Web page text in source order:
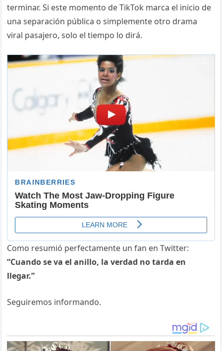
terminar. Si este momento de TikTok marca el inicio de
una separación pública o simplemente otro drama
viral pasajero, solo el tiempo lo dirá.
Como resumió perfectamente un fan en Twitter:
“Cuando se va el anillo, la verdad no tarda en
llegar.”
Seguiremos informando.